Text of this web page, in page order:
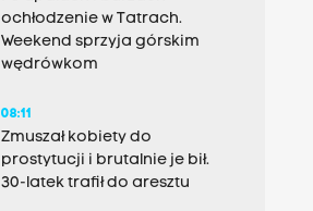
ochłodzenie w Tatrach.
Weekend sprzyja górskim
wędrówkom
08:11
Zmuszał kobiety do
prostytucji i brutalnie je bił.
30-latek trafił do aresztu